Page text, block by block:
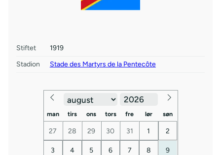
Stiftet
1919
Stadion
Stade des Martyrs de la Pentecôte
man tirs ons tors fre lør søn
27 28 29 30 31 1 2
3 4 5 6 7 8 9